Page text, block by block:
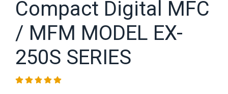
Compact Digital MFC
/ MFM MODEL EX-
250S SERIES